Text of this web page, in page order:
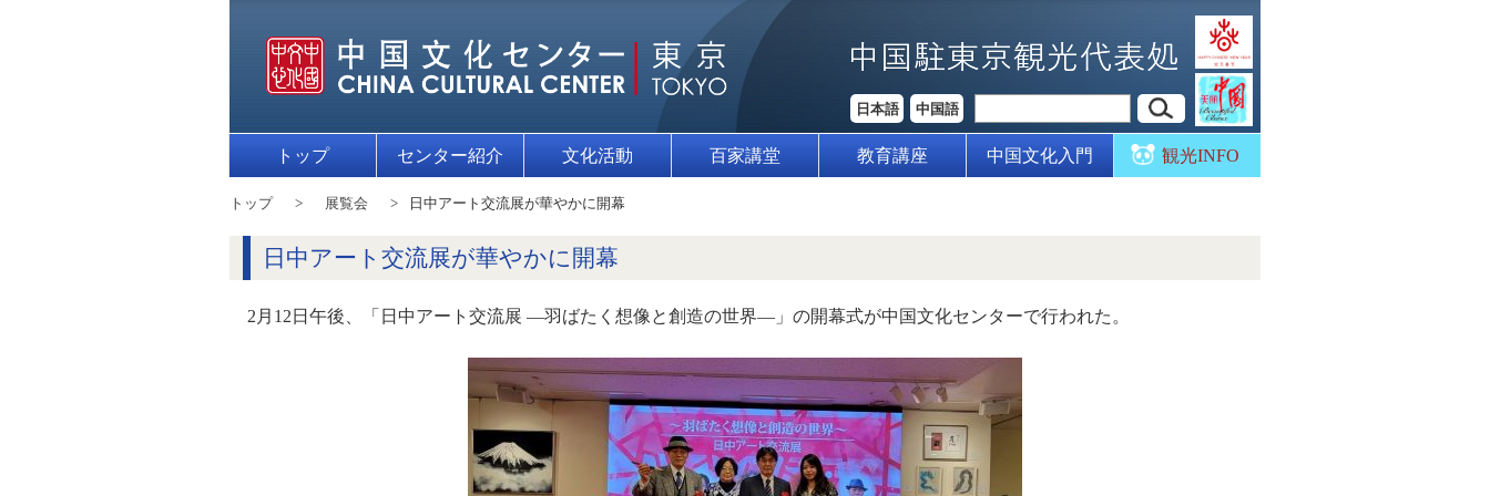
日本語 中国語
トップ センター紹介 文化活動 百家講堂 教育講座 中国文化入門 観光INFO
トップ 展覧会 日中アート交流展が華やかに開幕
日中アート交流展が華やかに開幕
2月12日午後、「日中アート交流展 —羽ばたく想像と創造の世界—」の開幕式が中国文化センターで行われた。